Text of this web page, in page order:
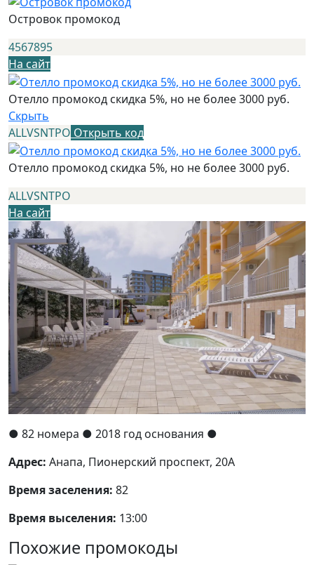
Островок промокод
4567895
На сайт
Отелло промокод скидка 5%, но не более 3000 руб.
Скрыть
ALLVSNTPO Открыть код
Отелло промокод скидка 5%, но не более 3000 руб.
ALLVSNTPO
На сайт
● 82 номера ● 2018 год основания ●
Адрес: Анапа, Пионерский проспект, 20А
Время заселения: 82
Время выселения: 13:00
Похожие промокоды